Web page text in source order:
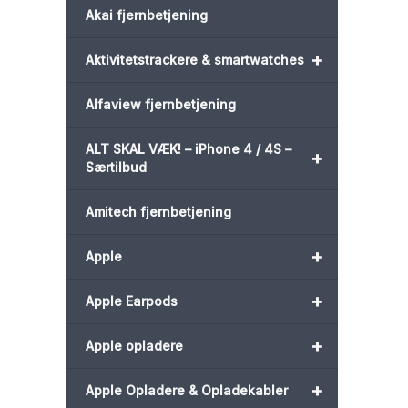
Akai fjernbetjening
+
Aktivitetstrackere & smartwatches
Alfaview fjernbetjening
+
ALT SKAL VÆK! – iPhone 4 / 4S –
Særtilbud
Amitech fjernbetjening
+
Apple
+
Apple Earpods
+
Apple opladere
+
Apple Opladere & Opladekabler